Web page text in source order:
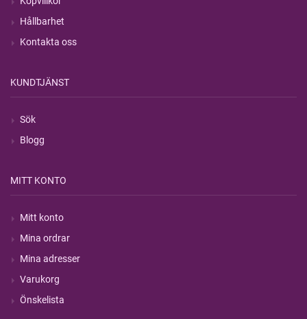
Hållbarhet
Kontakta oss
KUNDTJÄNST
Sök
Blogg
MITT KONTO
Mitt konto
Mina ordrar
Mina adresser
Varukorg
Önskelista